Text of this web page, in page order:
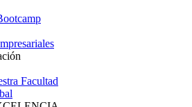
Facultad